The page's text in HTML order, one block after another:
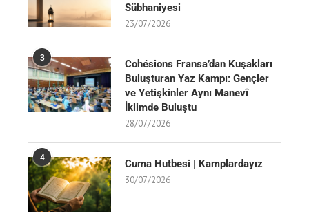
Sübhaniyesi
23/07/2026
3
Cohésions Fransa’dan Kuşakları
Buluşturan Yaz Kampı: Gençler
ve Yetişkinler Aynı Manevî
İklimde Buluştu
28/07/2026
4 Cuma Hutbesi | Kamplardayız
30/07/2026